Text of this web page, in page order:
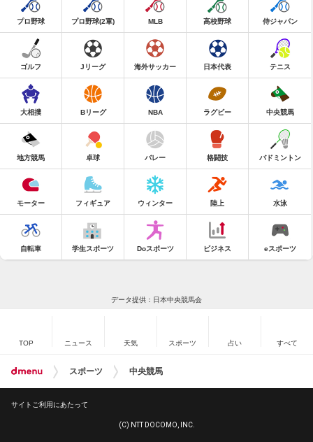
プロ野球 プロ野球(2軍) MLB 高校野球 侍ジャパン
ゴルフ Jリーグ 海外サッカー 日本代表 テニス
大相撲 Bリーグ NBA ラグビー 中央競馬
地方競馬 卓球 バレー 格闘技 バドミントン
モーター フィギュア ウィンター 陸上 水泳
自転車 学生スポーツ Doスポーツ ビジネス eスポーツ
データ提供：日本中央競馬会
TOP ニュース 天気 スポーツ 占い すべて
スポーツ 中央競馬
サイトご利用にあたって
(C) NTT DOCOMO, INC.